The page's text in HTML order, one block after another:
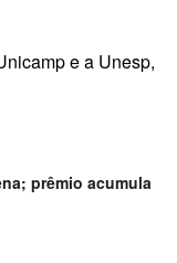
e a Unesp,
prêmio acumula